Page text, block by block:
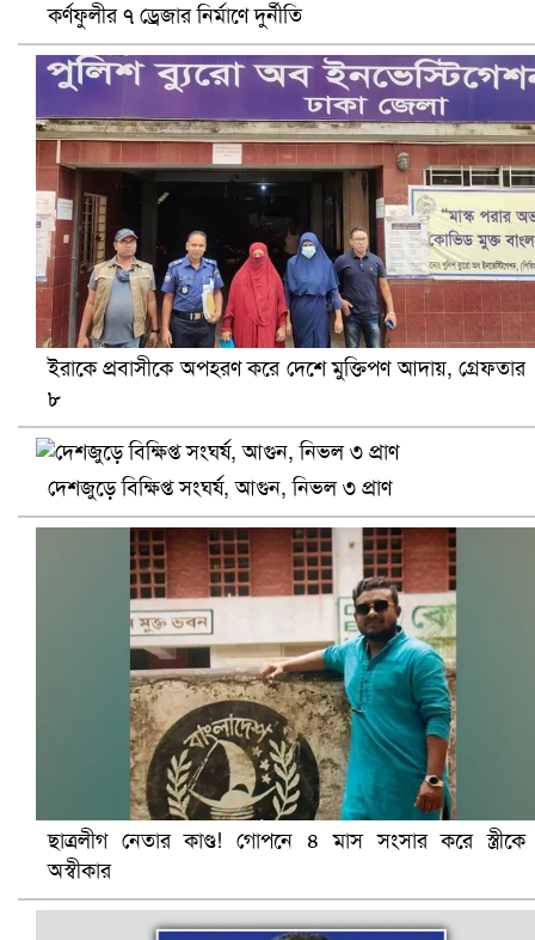
খুলনায় বিএনপি অফিসে গুলি-বোমা হামলা, নিহত ১
প্রোটিয়াদের হারিয়ে বিশ্বকাপের শিরোপা ঘরে তুলল ভারত
সৌদিতে ব্যাপক ধরপাকড়, এক সপ্তাহেই ২১ হাজারের বেশি
কর্ণফুলীর ৭ ড্রেজার নির্মাণে দুর্নীতি
ইরাকে প্রবাসীকে অপহরণ করে দেশে মুক্তিপণ আদায়, গ্রেফতার
৮
দেশজুড়ে বিক্ষিপ্ত সংঘর্ষ, আগুন, নিভল ৩ প্রাণ
ছাত্রলীগ নেতার কাণ্ড! গোপনে ৪ মাস সংসার করে স্ত্রীকে
অস্বীকার